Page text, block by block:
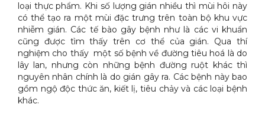
loại thực phẩm. Khi số lượng gián nhiều thì mùi hôi này
có thể tạo ra một mùi đặc trưng trên toàn bộ khu vực
nhiễm gián. Các tế bào gây bệnh như là các vi khuẩn
cũng được tìm thấy trên cơ thể của gián. Qua thí
nghiệm cho thấy một số bệnh về đường tiêu hoá là do
lây lan, nhưng còn những bệnh đường ruột khác thì
nguyên nhân chính là do gián gây ra. Các bệnh này bao
gồm ngộ độc thức ăn, kiết lị, tiêu chảy và các loại bệnh
khác.